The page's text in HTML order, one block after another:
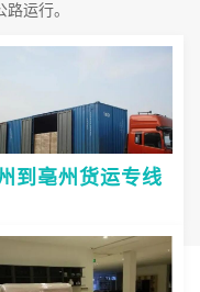
运行。
到亳州货运专线